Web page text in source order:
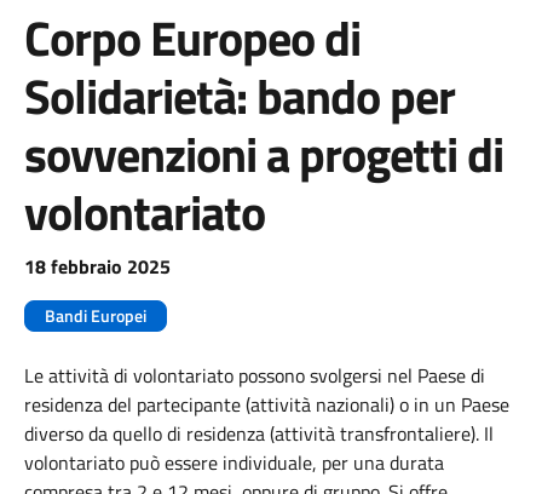
Corpo Europeo di
Solidarietà: bando per
sovvenzioni a progetti di
volontariato
18 febbraio 2025
Bandi Europei
Le attività di volontariato possono svolgersi nel Paese di
residenza del partecipante (attività nazionali) o in un Paese
diverso da quello di residenza (attività transfrontaliere). Il
volontariato può essere individuale, per una durata